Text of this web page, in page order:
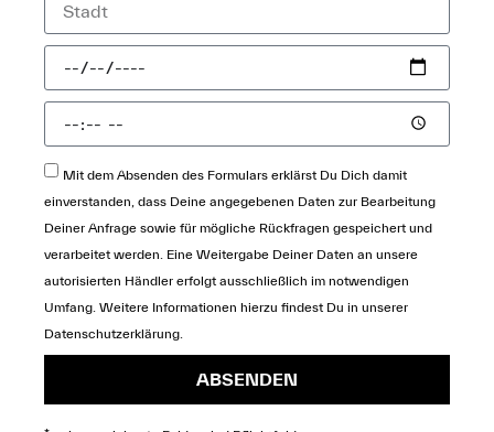
Mit dem Absenden des Formulars erklärst Du Dich damit
einverstanden, dass Deine angegebenen Daten zur Bearbeitung
Deiner Anfrage sowie für mögliche Rückfragen gespeichert und
verarbeitet werden. Eine Weitergabe Deiner Daten an unsere
autorisierten Händler erfolgt ausschließlich im notwendigen
Umfang. Weitere Informationen hierzu findest Du in unserer
Datenschutzerklärung
ABSENDEN